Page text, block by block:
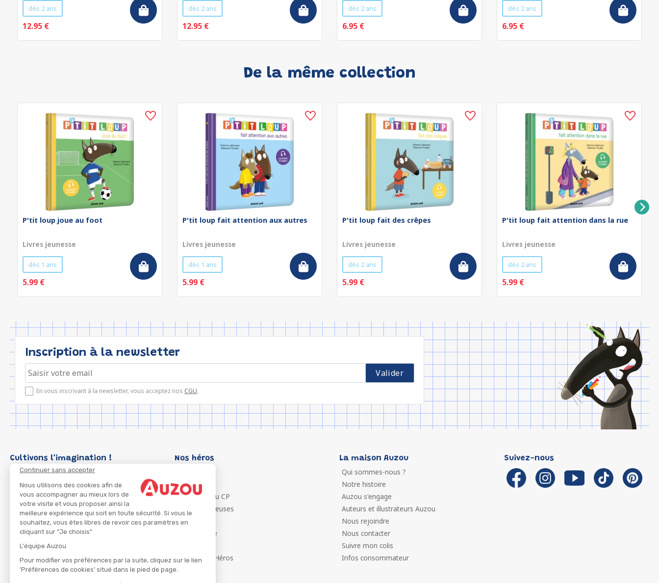
Continuer sans accepter
Nous utilisons des cookies afin de
vous accompagner au mieux lors de
votre visite et vous proposer ainsi la
meilleure expérience qui soit en toute sécurité. Si vous le
souhaitez, vous êtes libres de revoir ces paramètres en
cliquant sur "Je choisis"
L'équipe Auzou
Pour modifier vos préférences par la suite, cliquez sur le lien
'Préférences de cookies' situé dans le pied de page.
dès 2 ans
12.95 €
dès 2 ans
12.95 €
dès 2 ans
6.95 €
dès 2 ans
6.95 €
De la même collection
P'tit loup joue au foot
Livres jeunesse
dès 1 ans
5.99 €
P'tit loup fait attention aux autres
Livres jeunesse
dès 1 ans
5.99 €
P'tit loup fait des crêpes
Livres jeunesse
dès 2 ans
5.99 €
P'tit loup fait attention dans la rue
Livres jeunesse
dès 2 ans
5.99 €
Inscription à la newsletter
En vous inscrivant à la newsletter, vous acceptez nos CGU.
Cultivons l'imagination ! Nos héros
P'tit Loup
Les Héros du CP
Les Influenceuses
Migali
Petite Taupe
Ma Boîte à Héros
La maison Auzou
Qui sommes-nous ?
Notre histoire
Auzou s'engage
Auteurs et illustrateurs Auzou
Nous rejoindre
Nous contacter
Suivre mon colis
Infos consommateur
Suivez-nous